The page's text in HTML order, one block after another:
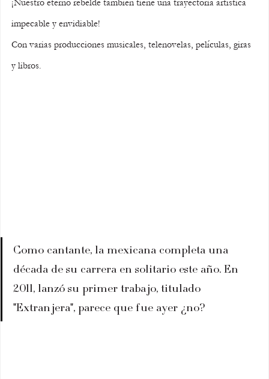
¡Nuestro eterno rebelde también tiene una trayectoria artística
impecable y envidiable!
Con varias producciones musicales, telenovelas, películas, giras
y libros.
Como cantante, la mexicana completa una
década de su carrera en solitario este año. En
2011, lanzó su primer trabajo, titulado
"Extranjera", parece que fue ayer ¿no?